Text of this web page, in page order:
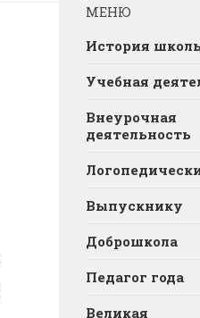
МЕНЮ
История
Учебная
Внеурочная
деятельность
Выпускнику
Доброшкола
Педагог года
Великая